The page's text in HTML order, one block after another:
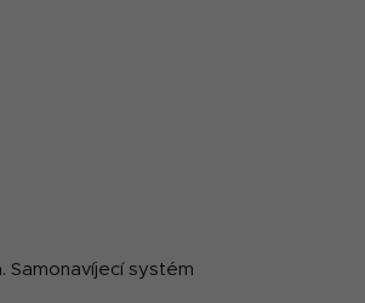
Samonavíjecí systém